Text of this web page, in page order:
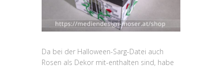
Da bei der Halloween-Sarg-Datei auch
Rosen als Dekor mit-enthalten sind, habe